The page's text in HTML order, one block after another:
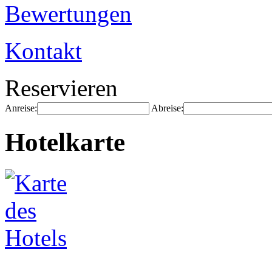
Bewertungen
Kontakt
Reservieren
Anreise: Abreise:
Hotelkarte